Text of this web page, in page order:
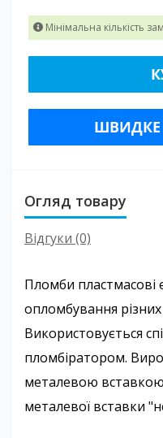
Мінімальна кількість
ШВИДКЕ
Огляд товару
Відгуки (0)
Пломби пластмасові
опломбування різних
Використовується
пломбіратором.
металевою
металевої вставки